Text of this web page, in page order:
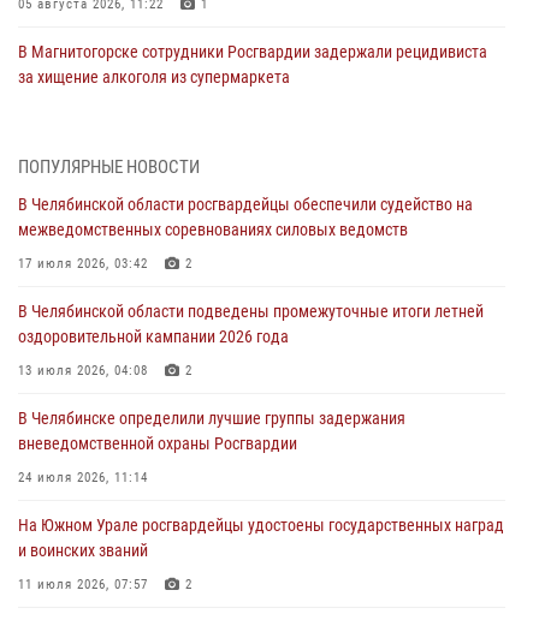
05 августа 2026, 11:22 1
В Магнитогорске сотрудники Росгвардии задержали рецидивиста
за хищение алкоголя из супермаркета
На Южном Урале спецназ Росгвардии провел военно-полевые
Росгвардейцы задержали трёх магазинных воров в Челябинске
На Южном Урале сотрудники Росгвардии задержали
подозреваемого в совершении убийства
В Челябинской области росгвардейцами по горячим следам
задержан подозреваемый в грабеже
ПОПУЛЯРНЫЕ НОВОСТИ
В Челябинской области росгвардейцы обеспечили судейство на
межведомственных соревнованиях силовых ведомств
17 июля 2026, 03:42 2
В Челябинской области подведены промежуточные итоги летней
оздоровительной кампании 2026 года
13 июля 2026, 04:08 2
В Челябинске определили лучшие группы задержания
вневедомственной охраны Росгвардии
24 июля 2026, 11:14
На Южном Урале росгвардейцы удостоены государственных наград
и воинских званий
11 июля 2026, 07:57 2